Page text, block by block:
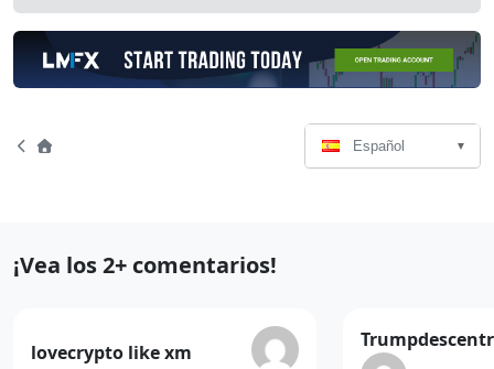
Navegación
Selección
de
Español
Comentarios
¡Vea los 2+ comentarios!
Comentario
lovecrypto like xm
Comentario